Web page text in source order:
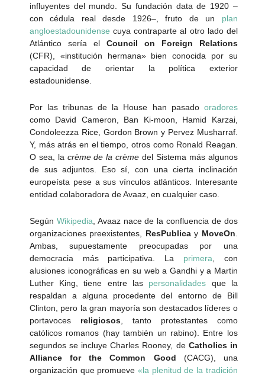
influyentes del mundo. Su fundación data de 1920 –
con cédula real desde 1926–, fruto de un plan
angloestadounidense cuya contraparte al otro lado del
Atlántico sería el Council on Foreign Relations
(CFR), «institución hermana» bien conocida por su
capacidad de orientar la política exterior
estadounidense.
Por las tribunas de la House han pasado oradores
como David Cameron, Ban Ki-moon, Hamid Karzai,
Condoleezza Rice, Gordon Brown y Pervez Musharraf.
Y, más atrás en el tiempo, otros como Ronald Reagan.
O sea, la crème de la crème del Sistema más algunos
de sus adjuntos. Eso sí, con una cierta inclinación
europeísta pese a sus vínculos atlánticos. Interesante
entidad colaboradora de Avaaz, en cualquier caso.
Según Wikipedia , Avaaz nace de la confluencia de dos
organizaciones preexistentes, ResPublicay MoveOn
Ambas, supuestamente preocupadas por una
democracia más participativa. La primera , con
alusiones iconográficas en su web a Gandhi y a Martin
Luther King, tiene entre las personalidades que la
respaldan a alguna procedente del entorno de Bill
Clinton, pero la gran mayoría son destacados líderes o
portavoces religiosos, tanto protestantes como
católicos romanos (hay también un rabino). Entre los
segundos se incluye Charles Rooney, de Catholics in
Alliance for the Common Good (CACG), una
organización que promueve«la plenitud de la tradición